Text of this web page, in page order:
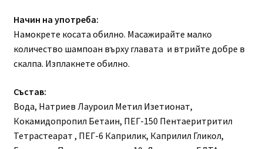
Начин на употреба:
Намокрете косата обилно. Масажирайте малко
количество шампоан върху главата и втрийте добре в
скалпа. Изплакнете обилно.
Състав:
Вода, Натриев Лауроил Метил Изетионат,
Кокамидопропил Бетаин, ПЕГ-150 Пентаеритритил
Тетрастеарат , ПЕГ-6 Каприлик, Каприлил Гликол,